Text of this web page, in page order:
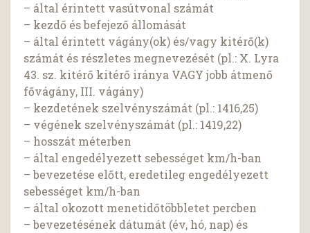
– által érintett vasútvonal számát
– kezdő és befejező állomását
– által érintett vágány(ok) és/vagy kitérő(k)
számát és részletes megnevezését (pl.: X. Lyra
43. sz. kitérő kitérő iránya VAGY jobb átmenő
fővágány, III. vágány)
– kezdetének szelvényszámát (pl.: 1416,25)
– végének szelvényszámát (pl.: 1419,22)
– hosszát méterben
– által engedélyezett sebességet km/h-ban
– bevezetése előtt, eredetileg engedélyezett
sebességet km/h-ban
– által okozott menetidőtöbbletet percben
– bevezetésének dátumát (év, hó, nap) és